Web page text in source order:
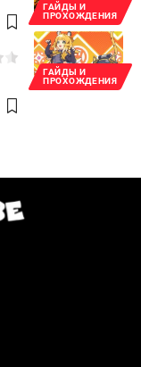
ГАЙДЫ И
ПРОХОЖДЕНИЯ
ГАЙДЫ И
ПРОХОЖДЕНИЯ